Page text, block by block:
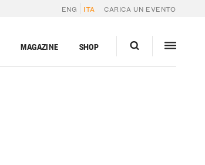
ENG ITA CARICA UN EVENTO
MAGAZINE SHOP